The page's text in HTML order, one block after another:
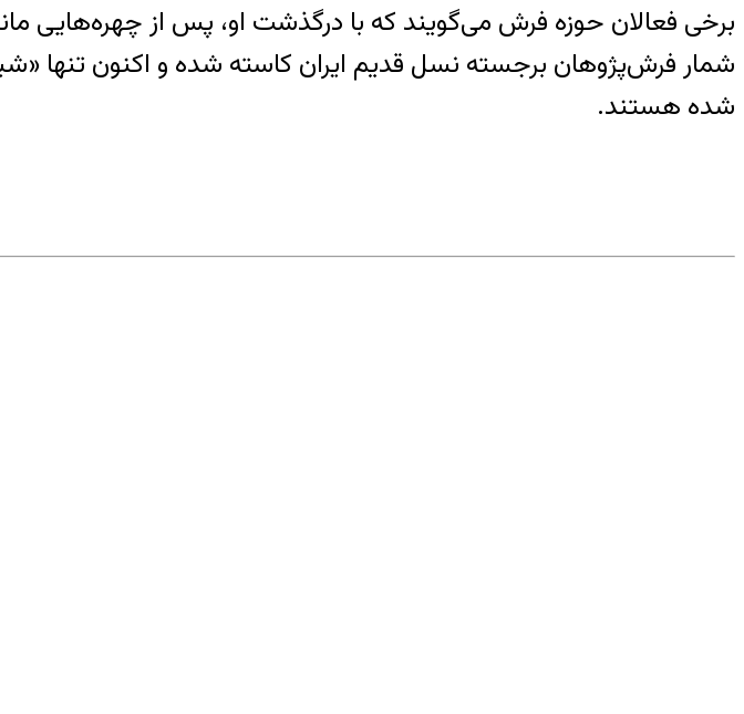
برخی فعالان حوزه فرش می‌گویند که با درگذشت او، پس از چهره‌هایی
شمار فرش‌پژوهان برجسته نسل قدیم ایران کاسته شده و اکنون تنها
شده هستند.